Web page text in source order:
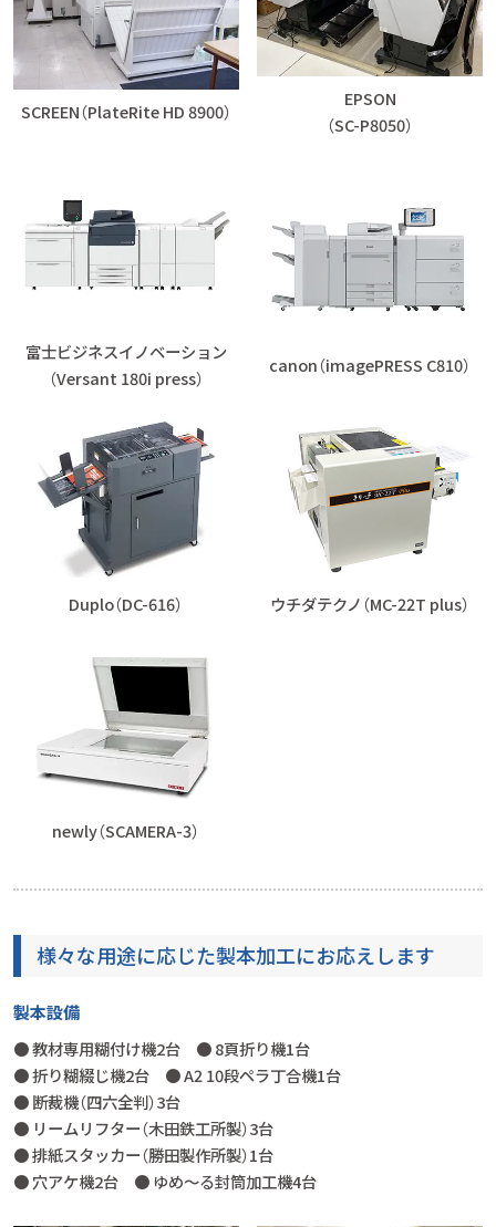
SCREEN（PlateRite HD 8900）
EPSON
（SC-P8050）
富士ビジネスイノベーション
（Versant 180i press）
canon（imagePRESS C810）
Duplo（DC-616） ウチダテクノ（MC-22T plus）
newly（SCAMERA-3）
様々な用途に応じた製本加工にお応えします
製本設備
● 教材専用糊付け機2台 ● 8頁折り機1台
● 折り糊綴じ機2台 ● A2 10段ペラ丁合機1台
● 断裁機（四六全判）3台
● リームリフター（木田鉄工所製）3台
● 排紙スタッカー（勝田製作所製）1台
● 穴アケ機2台 ● ゆめ～る封筒加工機4台